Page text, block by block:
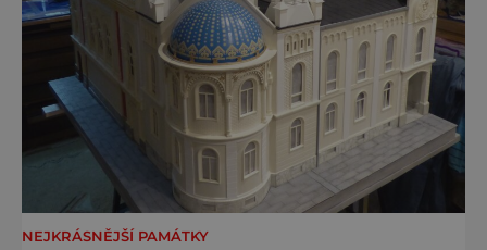
NEJKRÁSNĚJŠÍ PAMÁTKY